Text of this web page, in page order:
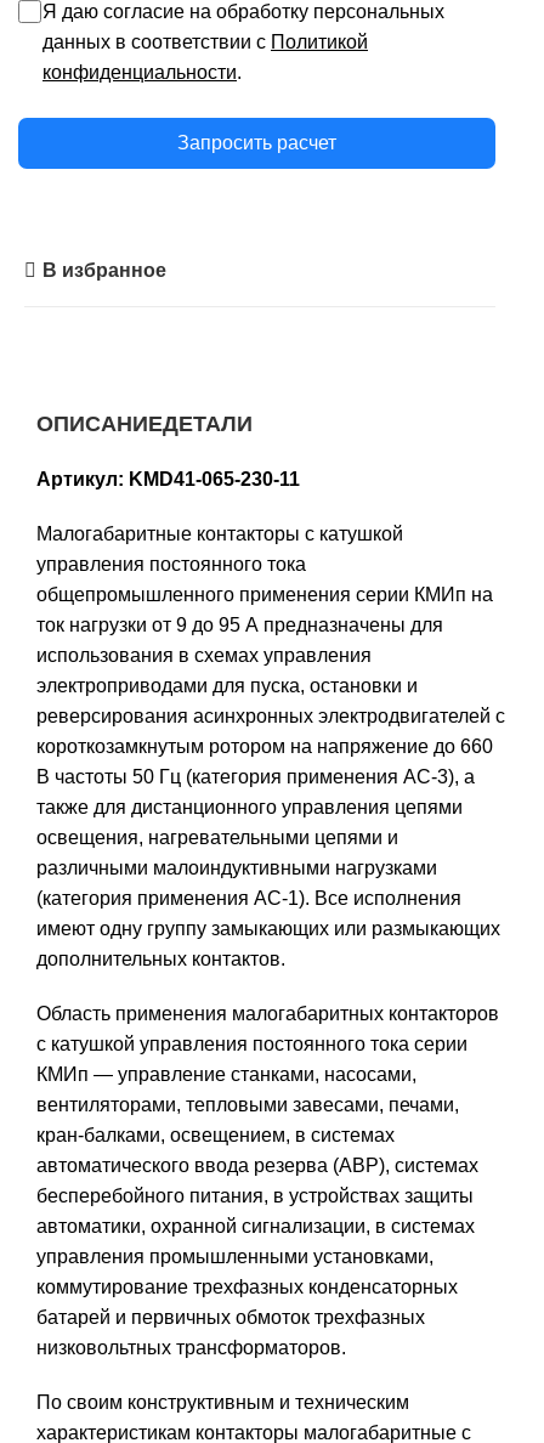
Я даю согласие на обработку персональных
данных в соответствии с Политикой
конфиденциальности.
Запросить расчет
В избранное
ОПИСАНИЕДЕТАЛИ
Артикул: KMD41-065-230-11
Малогабаритные контакторы с катушкой
управления постоянного тока
общепромышленного применения серии КМИп на
ток нагрузки от 9 до 95 А предназначены для
использования в схемах управления
электроприводами для пуска, остановки и
реверсирования асинхронных электродвигателей с
короткозамкнутым ротором на напряжение до 660
В частоты 50 Гц (категория применения АС-3), а
также для дистанционного управления цепями
освещения, нагревательными цепями и
различными малоиндуктивными нагрузками
(категория применения АС-1). Все исполнения
имеют одну группу замыкающих или размыкающих
дополнительных контактов.
Область применения малогабаритных контакторов
с катушкой управления постоянного тока серии
КМИп — управление станками, насосами,
вентиляторами, тепловыми завесами, печами,
кран-балками, освещением, в системах
автоматического ввода резерва (АВР), системах
бесперебойного питания, в устройствах защиты
автоматики, охранной сигнализации, в системах
управления промышленными установками,
коммутирование трехфазных конденсаторных
батарей и первичных обмоток трехфазных
низковольтных трансформаторов.
По своим конструктивным и техническим
характеристикам контакторы малогабаритные с